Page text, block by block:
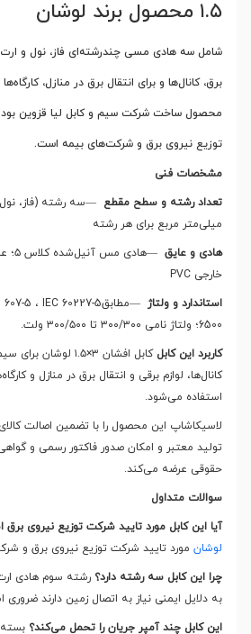
۱.۵ محصول برند لوشان
شامل سه هادی مسی چندرشته‌ای فاز، نول و
برق، کانال‌ها و برای انتقال برق در منازل،
محصول ساخت شرکت سیم و کابل لیا قزوین
توزیع نیروی برق و شرکت‌های بیمه است.
مشخصات فنی
تعداد رشته و سطح مقطع —
میلی‌متر مربع برای هر رشته
هادی و عایق —هادی مس آنیل‌شده کلاس ۵؛ عایق
خارجی PVC
استاندارد و ولتاژ —مطابقIEC 60227-5 ، 607-5
6500؛ ولتاژ نامی ۳۰۰/۳۰۰ تا ۳۰۰/۵۰۰ ولت
.
کاربرد این کابل
کابل افشان ۳×۱.۵
کانال‌ها، لوازم برقی و انتقال برق در منازل و
استفاده می‌شود.
لاسیکاشاپ این محصول را با تضمین اصالت کالای
تولید معتبر و امکان صدور فاکتور رسمی و
حقوقی عرضه می‌کند.
سوالات متداول
آیا این کابل مورد تایید شرکت توزیع نیروی
لوشان مورد تایید شرکت توزیع نیروی برق و
چرا این کابل سه رشته دارد؟ رشته سوم هادی
به دلایل ایمنی نیاز به اتصال زمین دارند
این کابل چند آمپر جریان را تحمل می‌کند؟